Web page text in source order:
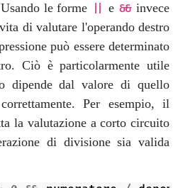
le forme e && invece
di valutare l'operando destro
può essere determinato
Ciò è particolarmente utile
dipende dal valore di quello
Per esempio, il
la valutazione a corto circuito
di divisione sia valida